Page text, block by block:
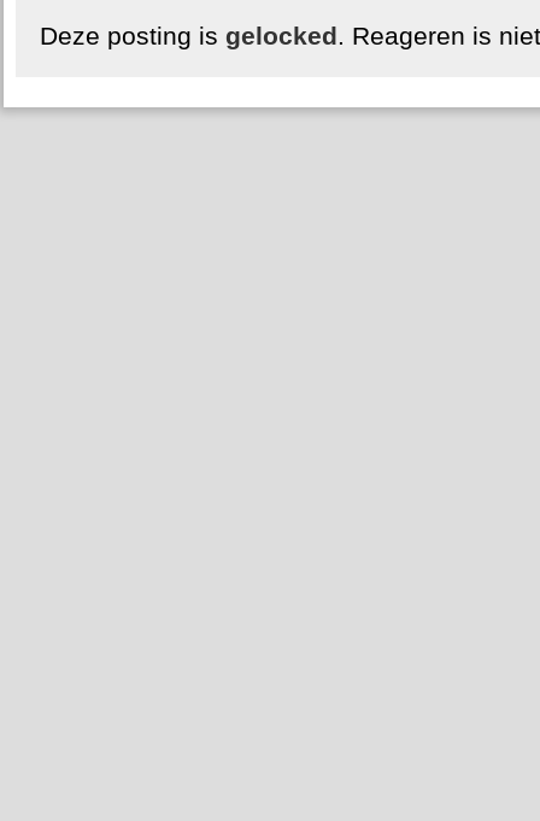
Deze posting is gelocked. Reageren is